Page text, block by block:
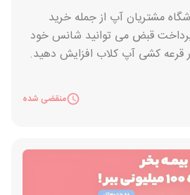
مشتریان آپ از جمله خرید
پرداخت قبض می توانید شانس خود
قرعه کشی آپ کلاب افزایش دهید.
افزایش دهید و با تبدیل امتیازها
خوش شانس جوایز هیجان
منقضی شده